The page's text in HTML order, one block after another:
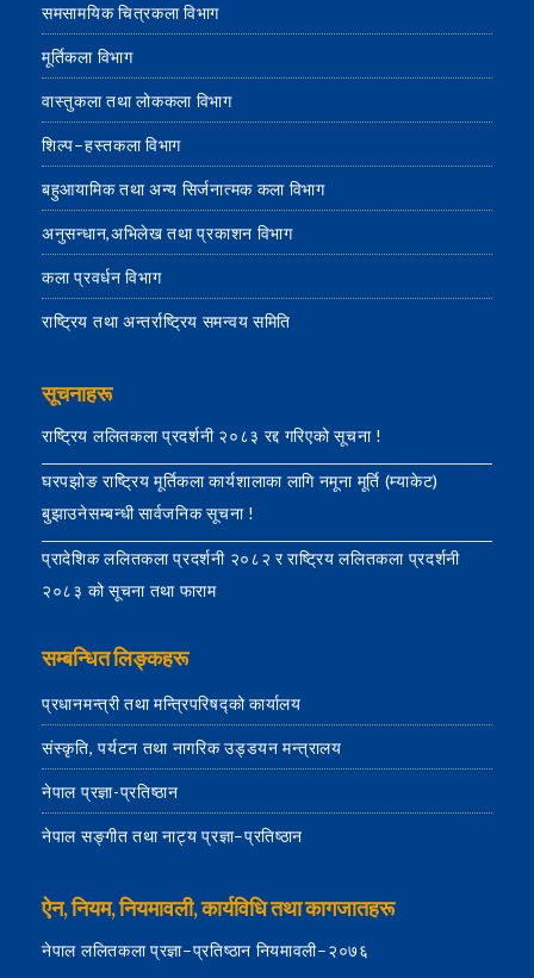
समसामयिक चित्रकला विभाग
मूर्तिकला विभाग
वास्तुकला तथा लोककला विभाग
शिल्प–हस्तकला विभाग
बहुआयामिक तथा अन्य सिर्जनात्मक कला विभाग
अनुसन्धान,अभिलेख तथा प्रकाशन विभाग
कला प्रवर्धन विभाग
राष्ट्रिय तथा अन्तर्राष्ट्रिय समन्वय समिति
सूचनाहरू
राष्ट्रिय ललितकला प्रदर्शनी २०८३ रद्द गरिएको सूचना !
घरपझोङ राष्ट्रिय मूर्तिकला कार्यशालाका लागि नमूना मूर्ति (म्याकेट)
बुझाउनेसम्बन्धी सार्वजनिक सूचना !
प्रादेशिक ललितकला प्रदर्शनी २०८२ र राष्ट्रिय ललितकला प्रदर्शनी
२०८३ को सूचना तथा फाराम
सम्बन्धित लिङ्कहरू
प्रधानमन्त्री तथा मन्त्रिपरिषद्को कार्यालय
संस्कृति, पर्यटन तथा नागरिक उड्डयन मन्त्रालय
नेपाल प्रज्ञा-प्रतिष्ठान
नेपाल सङ्गीत तथा नाट्य प्रज्ञा–प्रतिष्ठान
ऐन, नियम, नियमावली, कार्यविधि तथा कागजातहरू
नेपाल ललितकला प्रज्ञा–प्रतिष्ठान नियमावली–२०७६